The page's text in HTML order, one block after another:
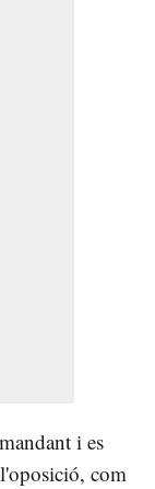
i es
com